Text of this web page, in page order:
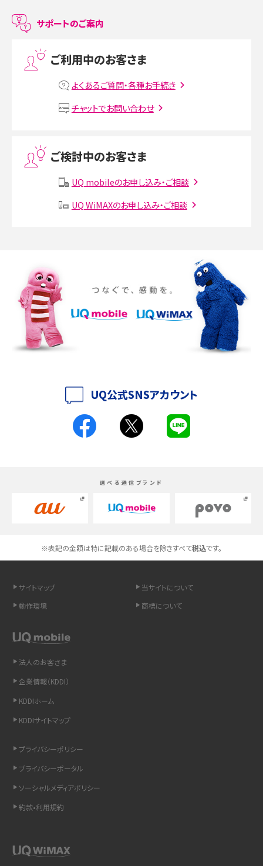
LINEで友だちを削除する方法は？方法ごとの影響や復活・復元する方法も解説
MNOとは？MVNOやMVNEとの違いやメリット・デメリットを解説
VPN接続とは？仕組みや必要性、メリット・デメリット、接続方法を解説
Instagram（インスタグラム）でスクショするとバレる？バレるケースや撮り方も解
SMSとは？料金やできること、注意点や届かない時の対処法を解説
iPhone 16eとiPhone SE（第3世代）の違いは？サイズやスペックを比較して解説
iPhone 16eとiPhone 14を徹底比較！スペック・機能の違いをわかりやすく紹介
iPhone 16シリーズのモデルを比較！価格・サイズ・カメラ性能の違いを徹底解説
iPhone 16とiPhone 15の違いは？カメラ・スペック・機能を徹底比較
スマホが高い理由は？購入費用を抑える方法や端末を選ぶ時の注意点を解説！
スマホのネット通信速度が遅い原因は？すぐできる対処法や見直すポイントを解
スマホや携帯端末の通信速度制限とは？回避のコツや解除のタイミング・方法
を解説
LINEの引き継ぎ方法は？対象データや事前準備・条件・注意点などを解説
非通知設定とは？184で電話をかける方法やiPhone・Androidの設定を解説
スマホのウィジェットとは？iPhone・Androidの設定方法やおススメを紹介
インスタのDMの送り方は？便利機能の使い方や注意点をわかりやすく解説
Bluetooth®とは？Wi-Fiとの違いやスマホ・PCとの接続方法を解説
「iPhoneを探す」の使い方と設定方法を紹介！ブラウザやアプリから探す方法を
サポートのご案内
ご利用中のお客さま
よくあるご質問・各種お手続き
チャットでお問い合わせ
ご検討中のお客さま
UQ mobileのお申し込み・ご相談
UQ WiMAXのお申し込み・ご相談
UQ公式SNSアカウント
選べる通信ブランド
※表記の金額は特に記載のある場合を除きすべて税込です。
サイトマップ
当サイトについて
動作環境
商標について
法人のお客さま
企業情報（KDDI）
KDDIホーム
KDDIサイトマップ
プライバシーポリシー
プライバシーポータル
ソーシャルメディアポリシー
約款•利用規約